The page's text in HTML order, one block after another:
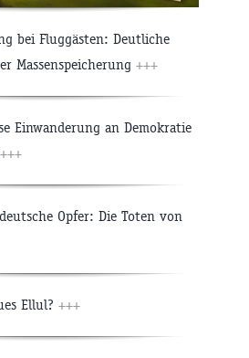
bei Fluggästen: Deutliche
Massenspeicherung +++
Einwanderung an Demokratie
+++
Opfer: Die Toten von
Ellul? +++